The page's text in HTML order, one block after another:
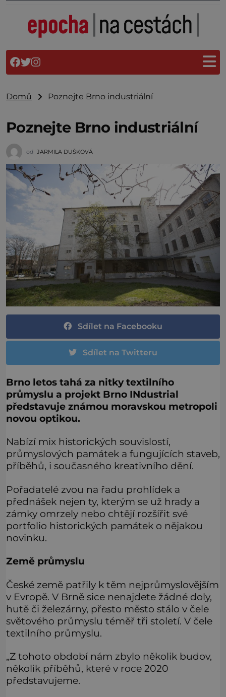
Domů Poznejte Brno industriální
Poznejte Brno industriální
od JARMILA DUŠKOVÁ
Sdílet na Facebooku
Sdílet na Twitteru
Brno letos tahá za nitky textilního
průmyslu a projekt Brno INdustrial
představuje známou moravskou metropoli
novou optikou.
Nabízí mix historických souvislostí,
průmyslových památek a fungujících staveb,
příběhů, i současného kreativního dění.
Pořadatelé zvou na řadu prohlídek a
přednášek nejen ty, kterým se už hrady a
zámky omrzely nebo chtějí rozšířit své
portfolio historických památek o nějakou
novinku.
Země průmyslu
České země patřily k těm nejprůmyslovějším
v Evropě. V Brně sice nenajdete žádné doly,
hutě či železárny, přesto město stálo v čele
světového průmyslu téměř tři století. V čele
textilního průmyslu.
„Z tohoto období nám zbylo několik budov,
několik příběhů, které v roce 2020
představujeme.